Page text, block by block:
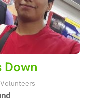
Down